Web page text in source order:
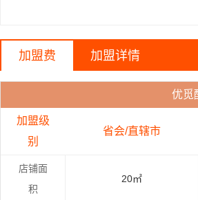
加盟费 加盟详情
优觅
加盟级
别
省会/直辖市
店铺面
积
20㎡